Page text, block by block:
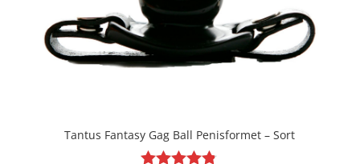
Tantus Fantasy Gag Ball Penisformet – Sort